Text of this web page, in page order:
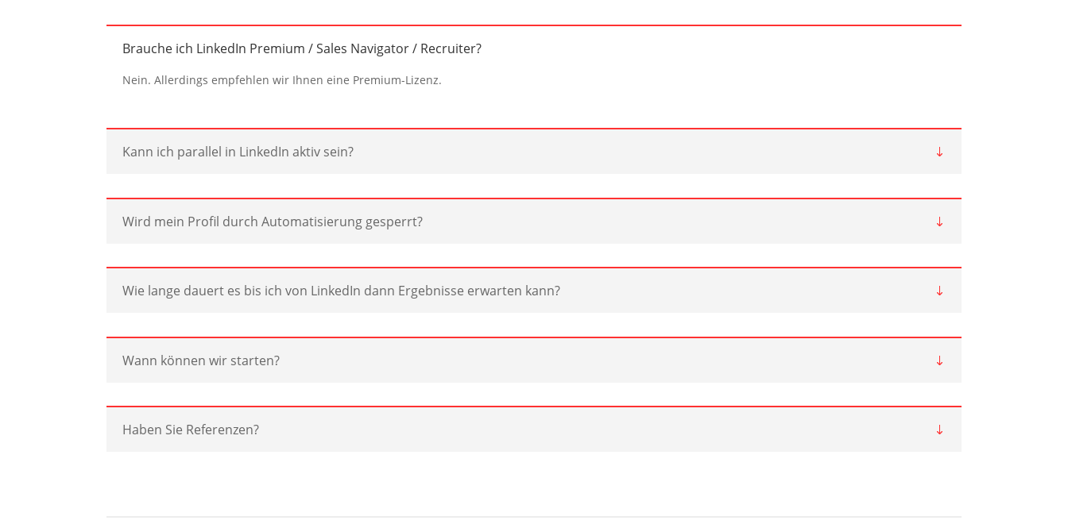
Brauche ich LinkedIn Premium / Sales Navigator / Recruiter?
Nein. Allerdings empfehlen wir Ihnen eine Premium-Lizenz.
Kann ich parallel in LinkedIn aktiv sein?
Wird mein Profil durch Automatisierung gesperrt?
Wie lange dauert es bis ich von LinkedIn dann Ergebnisse erwarten kann?
Wann können wir starten?
Haben Sie Referenzen?